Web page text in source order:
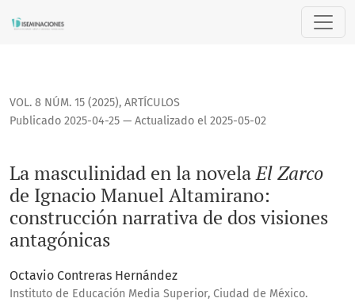
La masculinidad en la novela <i>El Zarco</i> de Ignacio
VOL. 8 NÚM. 15 (2025), ARTÍCULOS
La masculinidad en la novelaEl Zarco
de Ignacio Manuel Altamirano:
construcción narrativa de dos visiones
antagónicas
Publicado 2025-04-25 — Actualizado el 2025-05-02
Octavio Contreras Hernández
Instituto de Educación Media Superior, Ciudad de México.